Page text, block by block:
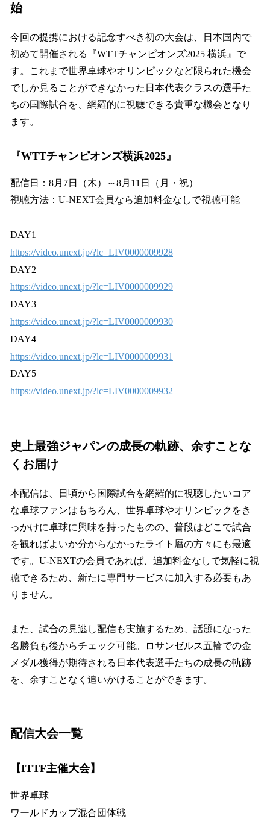
始
今回の提携における記念すべき初の大会は、日本国内で
初めて開催される『WTTチャンピオンズ2025 横浜』で
す。これまで世界卓球やオリンピックなど限られた機会
でしか見ることができなかった日本代表クラスの選手た
ちの国際試合を、網羅的に視聴できる貴重な機会となり
ます。
『WTTチャンピオンズ横浜2025』
配信日：8月7日（木）～8月11日（月・祝）
視聴方法：U-NEXT会員なら追加料金なしで視聴可能
DAY1
https://video.unext.jp/?lc=LIV0000009928
DAY2
https://video.unext.jp/?lc=LIV0000009929
DAY3
https://video.unext.jp/?lc=LIV0000009930
DAY4
https://video.unext.jp/?lc=LIV0000009931
DAY5
https://video.unext.jp/?lc=LIV0000009932
史上最強ジャパンの成長の軌跡、余すことな
くお届け
本配信は、日頃から国際試合を網羅的に視聴したいコア
な卓球ファンはもちろん、世界卓球やオリンピックをき
っかけに卓球に興味を持ったものの、普段はどこで試合
を観ればよいか分からなかったライト層の方々にも最適
です。U-NEXTの会員であれば、追加料金なしで気軽に視
聴できるため、新たに専門サービスに加入する必要もあ
りません。
また、試合の見逃し配信も実施するため、話題になった
名勝負も後からチェック可能。ロサンゼルス五輪での金
メダル獲得が期待される日本代表選手たちの成長の軌跡
を、余すことなく追いかけることができます。
配信大会一覧
【ITTF主催大会】
世界卓球
ワールドカップ混合団体戦